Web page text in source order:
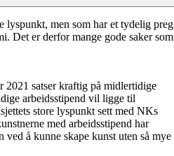
lyspunkt, men som har et tydelig preg
Det er derfor mange gode saker som
2021 satser kraftig på midlertidige
arbeidsstipend vil ligge til
store lyspunkt sett med NKs
med arbeidsstipend har
ved å kunne skape kunst uten så mye